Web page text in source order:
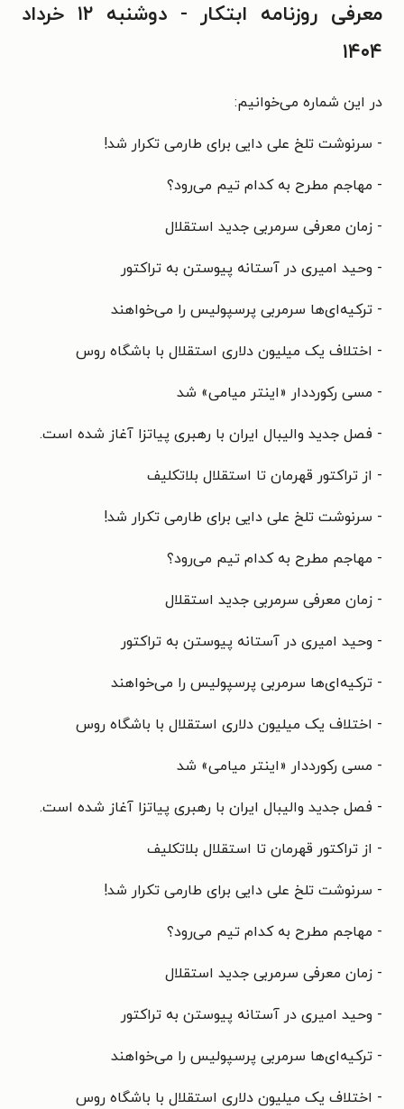
معرفی روزنامه ابتکار - دوشنبه ۱۲ خرداد
۱۴۰۴
در این شماره می‌خوانیم:
- سرنوشت تلخ علی دایی برای طارمی تکرار شد!
- مهاجم مطرح به کدام تیم می‌رود؟
- زمان معرفی سرمربی جدید استقلال
- وحید امیری در آستانه پیوستن به تراکتور
- ترکیه‌ای‌ها سرمربی پرسپولیس را می‌خواهند
- اختلاف یک میلیون دلاری استقلال با باشگاه روس
- مسی رکورددار «اینتر میامی» شد
- فصل جدید والیبال ایران با رهبری پیاتزا آغاز شده است.
- از تراکتور قهرمان تا استقلال بلاتکلیف
- سرنوشت تلخ علی دایی برای طارمی تکرار شد!
- مهاجم مطرح به کدام تیم می‌رود؟
- زمان معرفی سرمربی جدید استقلال
- وحید امیری در آستانه پیوستن به تراکتور
- ترکیه‌ای‌ها سرمربی پرسپولیس را می‌خواهند
- اختلاف یک میلیون دلاری استقلال با باشگاه روس
- مسی رکورددار «اینتر میامی» شد
- فصل جدید والیبال ایران با رهبری پیاتزا آغاز شده است.
- از تراکتور قهرمان تا استقلال بلاتکلیف
- سرنوشت تلخ علی دایی برای طارمی تکرار شد!
- مهاجم مطرح به کدام تیم می‌رود؟
- زمان معرفی سرمربی جدید استقلال
- وحید امیری در آستانه پیوستن به تراکتور
- ترکیه‌ای‌ها سرمربی پرسپولیس را می‌خواهند
- اختلاف یک میلیون دلاری استقلال با باشگاه روس